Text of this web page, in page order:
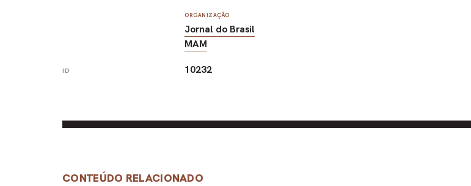
ORGANIZAÇÃO
Jornal do Brasil
MAM
ID 10232
CONTEÚDO RELACIONADO